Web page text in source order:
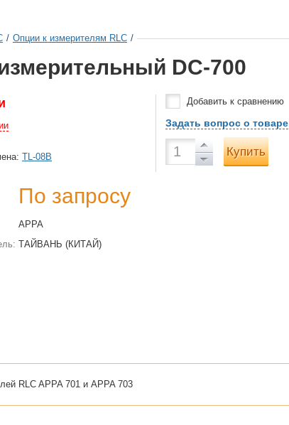
/ Опции к измерителям RLC /
DC-700
TL-08B
По запросу
APPA
ТАЙВАНЬ (КИТАЙ)
Добавить к сравнению
Задать вопрос о товаре
Купить
RLC APPA 701 и APPA 703